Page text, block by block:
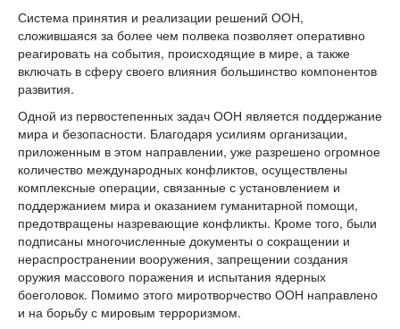
Система принятия и реализации решений ООН,
сложившаяся за более чем полвека позволяет оперативно
реагировать на события, происходящие в мире, а также
включать в сферу своего влияния большинство компонентов
развития.
Одной из первостепенных задач ООН является поддержание
мира и безопасности. Благодаря усилиям организации,
приложенным в этом направлении, уже разрешено огромное
количество международных конфликтов, осуществлены
комплексные операции, связанные с установлением и
поддержанием мира и оказанием гуманитарной помощи,
предотвращены назревающие конфликты. Кроме того, были
подписаны многочисленные документы о сокращении и
нераспространении вооружения, запрещении создания
оружия массового поражения и испытания ядерных
боеголовок. Помимо этого миротворчество ООН направлено
и на борьбу с мировым терроризмом.